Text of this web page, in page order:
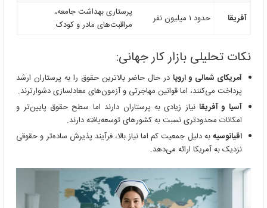
آفریقا
حدود ۱ میلیون نفر
پرستاری بهداشت جامعه،
مراقبت‌های مادر و کودک
نکات تحلیلی بازار کار جهانی:
آمریکای شمالی و اروپا در حال حاضر بالاترین حقوق را به پرستاران ارشد
پرداخت می‌کنند، اما قوانین مهاجرتی و آزمون‌های معادلسازی دشوارترند.
آسیا و آفریقانیاز زیادی به پرستاران دارند اما سطح حقوق پایین‌تر و
امکانات محدودتری نسبت به کشورهای توسعه‌یافته دارند.
اقیانوسیهبه دلیل جمعیت کم اما نیاز بالا، فرآیند پذیرش ساده‌تر و حقوقی
نزدیک به آمریکا ارائه می‌دهد.